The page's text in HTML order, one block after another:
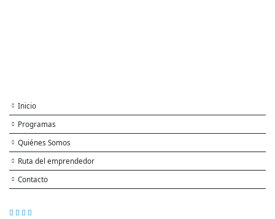
Inicio
Programas
Quiénes Somos
Ruta del emprendedor
Contacto